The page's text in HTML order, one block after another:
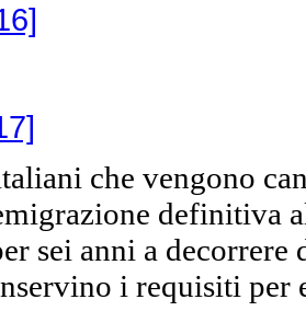
che vengono
definitiva
sei anni a
i requisiti per